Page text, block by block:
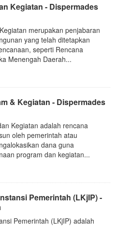
Kegiatan - Dispermades
merupakan penjabaran
yang telah ditetapkan
seperti Rencana
Menengah Daerah...
& Kegiatan - Dispermades
Kegiatan adalah rencana
oleh pemerintah atau
dana guna
program dan kegiatan...
Pemerintah (LKjIP) -
Pemerintah (LKjIP) adalah